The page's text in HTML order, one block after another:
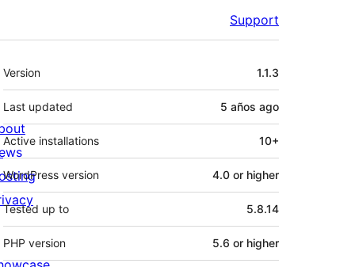
Support
Meta
Version 1.1.3
Last updated 5 años ago
Active installations 10+
WordPress version 4.0 or higher
Tested up to 5.8.14
PHP version 5.6 or higher